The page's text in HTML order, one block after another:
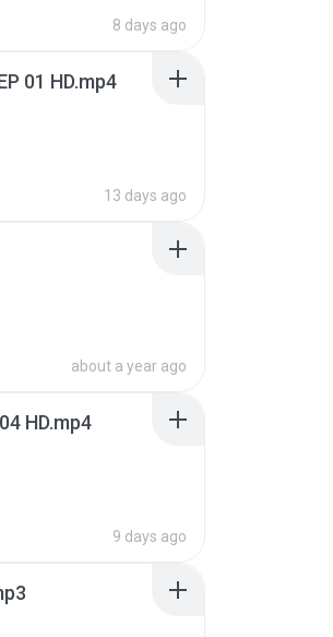
8 days ago
01 HD.mp4
13 days ago
about a year ago
HD.mp4
9 days ago